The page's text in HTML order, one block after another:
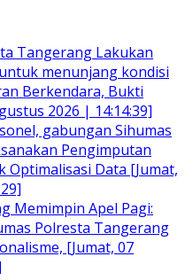
Tangerang Lakukan
menunjang kondisi
Berkendara, Bukti
2026 | 14:14:39]
gabungan Sihumas
Pengimputan
Optimalisasi Data [Jumat,
Memimpin Apel Pagi:
Polresta Tangerang
[Jumat, 07